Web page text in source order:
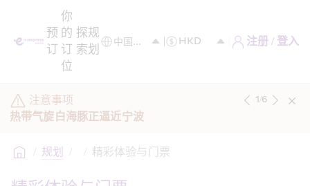
预
订
你
的
订
位
探
索
规
划
注册 / 登入
注意事项
热带气旋白海豚正逼近宁波
1/6
/ 规划 / / 精彩体验与门票